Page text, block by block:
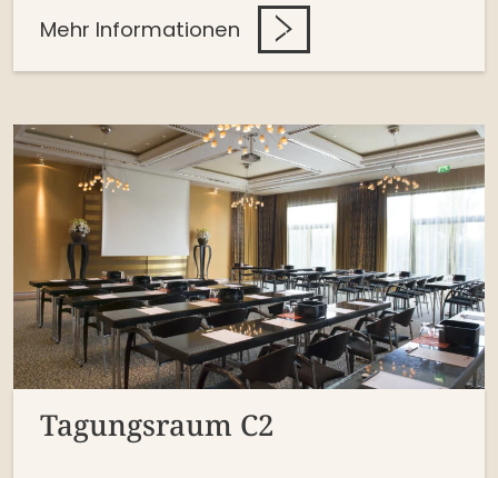
Mehr Informationen
Tagungsraum C2